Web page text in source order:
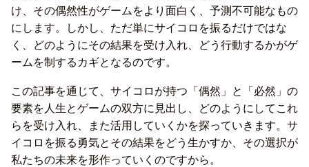
け、その偶然性がゲームをより面白く、予測不可能なもの
にします。しかし、ただ単にサイコロを振るだけではな
く、どのようにその結果を受け入れ、どう行動するかがゲ
ームを制するカギとなるのです。
この記事を通じて、サイコロが持つ「偶然」と「必然」の
要素を人生とゲームの双方に見出し、どのようにしてこれ
らを受け入れ、また活用していくかを探っていきます。サ
イコロを振る勇気とその結果をどう生かすか、その選択が
私たちの未来を形作っていくのですから。